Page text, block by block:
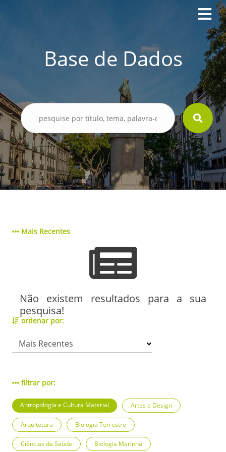
Base de Dados
Mais Recentes
Não existem resultados para a sua
pesquisa!
ordenar por:
filtrar por:
Antropologia e Cultura Material Artes e Design
Arquitetura Biologia Terrestre
Ciências da Saúde Biologia Marinha